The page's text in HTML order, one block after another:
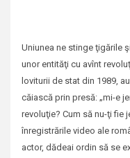
Uniunea ne stinge ţigările
unor entităţi cu avînt
loviturii de stat din 1989,
căiască prin presă: „mi-e
revoluţie? Cum să nu-ţi fie
înregistrările video ale
actor, dădeai ordin să se